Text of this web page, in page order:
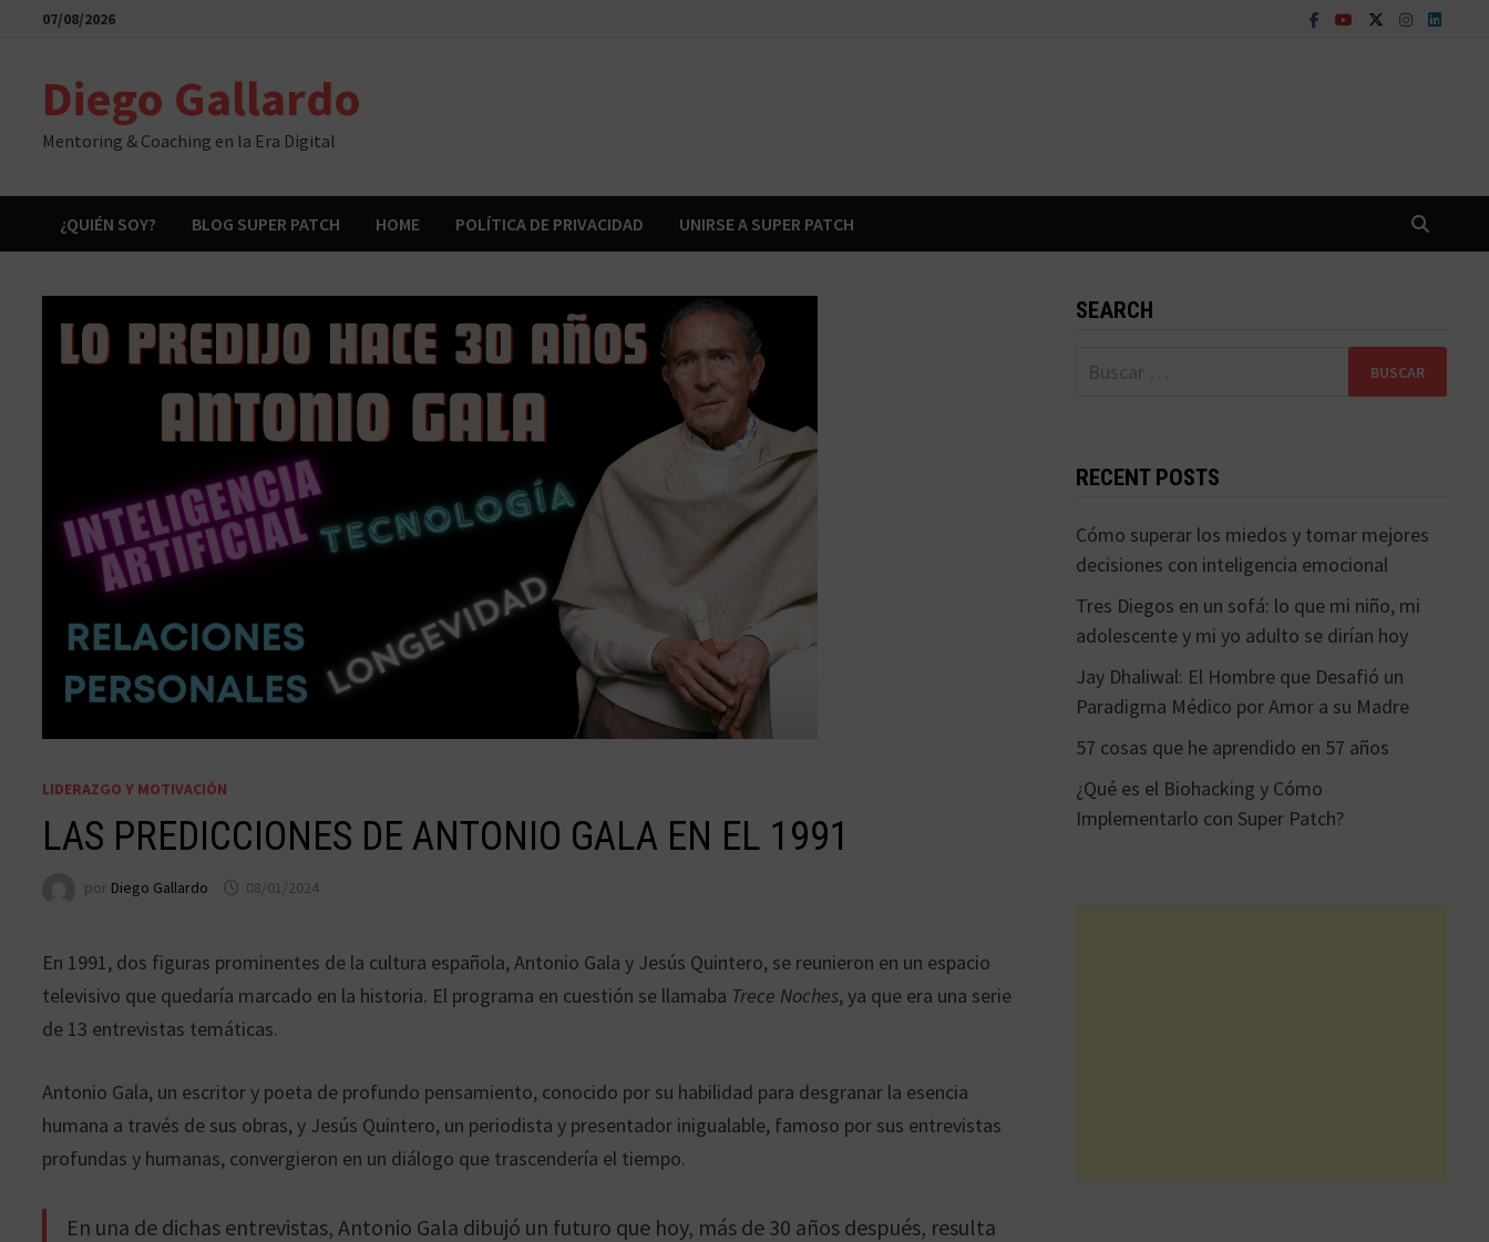
Saltar07/08/2026
Diego Gallardo
Mentoring & Coaching en la Era Digital
¿QUIÉN SOY? BLOG SUPER PATCH HOME POLÍTICA DE PRIVACIDAD UNIRSE A SUPER PATCH
LIDERAZGO Y MOTIVACIÓN
LAS PREDICCIONES DE ANTONIO GALA EN EL 1991
por Diego Gallardo 08/01/2024
En 1991, dos figuras prominentes de la cultura española, Antonio Gala y Jesús Quintero, se reunieron en un espacio
televisivo que quedaría marcado en la historia. El programa en cuestión se llamaba Trece Noches, ya que era una serie
de 13 entrevistas temáticas.
Antonio Gala, un escritor y poeta de profundo pensamiento, conocido por su habilidad para desgranar la esencia
humana a través de sus obras, y Jesús Quintero, un periodista y presentador inigualable, famoso por sus entrevistas
profundas y humanas, convergieron en un diálogo que trascendería el tiempo.
En una de dichas entrevistas, Antonio Gala dibujó un futuro que hoy, más de 30 años después, resulta
SEARCH
Buscar:
RECENT POSTS
Cómo superar los miedos y tomar mejores
decisiones con inteligencia emocional
Tres Diegos en un sofá: lo que mi niño, mi
adolescente y mi yo adulto se dirían hoy
Jay Dhaliwal: El Hombre que Desafió un
Paradigma Médico por Amor a su Madre
57 cosas que he aprendido en 57 años
¿Qué es el Biohacking y Cómo
Implementarlo con Super Patch?